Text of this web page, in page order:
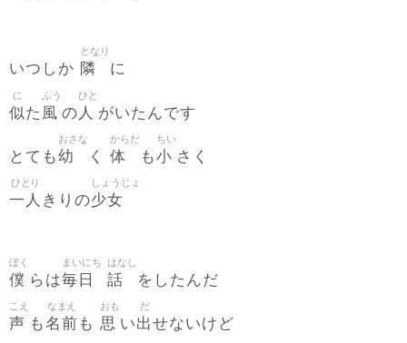
いつしか 隣
となり
に
似
に
た 風
ふう
の 人
ひと
がいたんです
とても幼
おさな
く 体
からだ
も小
ちい
さく
一人
ひとり
きりの少女
しょうじょ
僕
ぼく
らは毎日
まいにち
話
はなし
をしたんだ
声
こえ
も名前
なまえ
も 思
おも
い出
だ
せないけど